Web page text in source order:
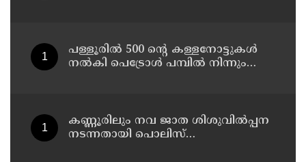
പള്ളൂരിൽ 500 ൻ്റെ കള്ളനോട്ടുകൾ
നൽകി പെട്രോൾ പമ്പിൽ നിന്നും
കണ്ണൂരിലും നവ ജാത ശിശുവിൽപ്പന
നടന്നതായി പൊലിസ്